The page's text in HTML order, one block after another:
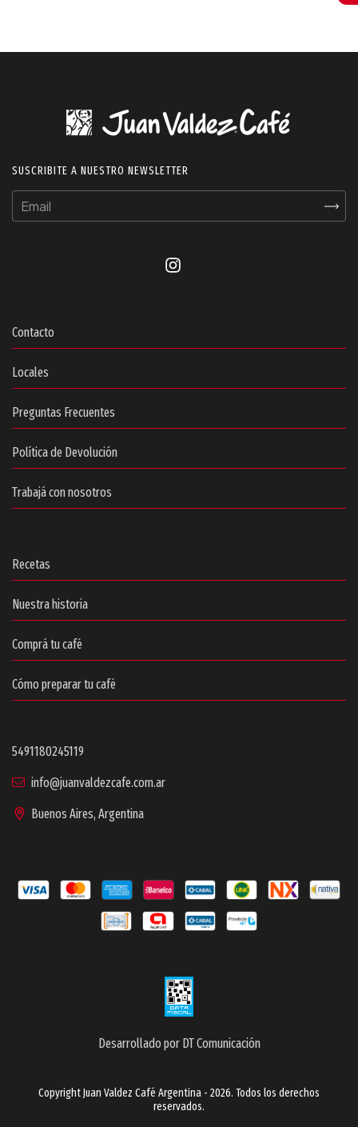
SUSCRIBITE A NUESTRO NEWSLETTER
Contacto
Locales
Preguntas Frecuentes
Política de Devolución
Trabajá con nosotros
Recetas
Nuestra historia
Comprá tu café
Cómo preparar tu café
5491180245119
info@juanvaldezcafe.com.ar
Buenos Aires, Argentina
Desarrollado por DT Comunicación
Copyright Juan Valdez Café Argentina - 2026. Todos los derechos
reservados.